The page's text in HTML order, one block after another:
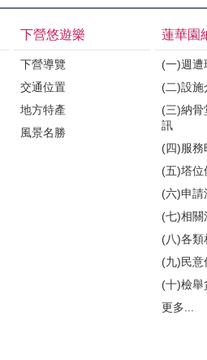
下營悠遊樂
下營導覽
交通位置
地方特產
風景名勝
蓮華園
(一)週遭
(二)設施
(三)納骨
訊
(四)服務
(五)塔位
(六)申請
(七)相關
(八)各類
(九)民意
(十)檢舉
更多...